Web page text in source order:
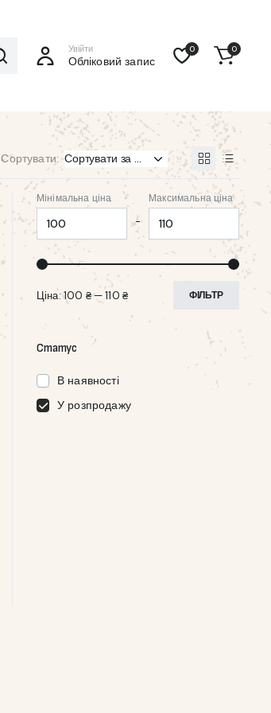
Увійти
Обліковий запис
0 0
Сортувати:
Мінімальна ціна
-
Максимальна ціна
ФІЛЬТР
Ціна:100 ₴—110 ₴
Статус
В наявності
У розпродажу